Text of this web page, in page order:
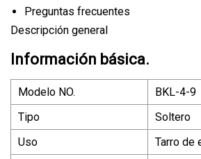
Preguntas frecuentes
Descripción general
Información básica.
Modelo NO.
BKL-4-9
Tipo
Soltero
Uso
Tarro de